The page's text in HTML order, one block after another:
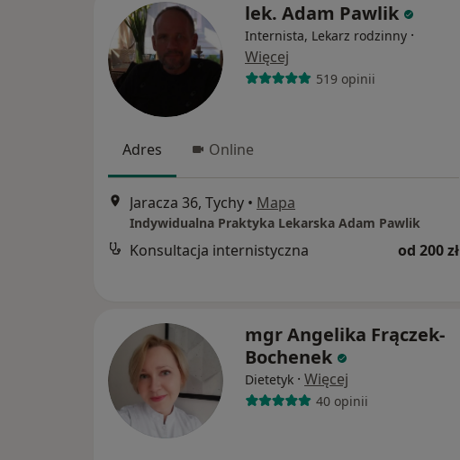
lek. Adam Pawlik
Internista, Lekarz rodzinny ·
Więcej
519 opinii
Adres Online
Jaracza 36, Tychy • Mapa
Indywidualna Praktyka Lekarska Adam Pawlik
Konsultacja internistyczna od 200 zł
mgr Angelika Frączek-
Bochenek
Dietetyk · Więcej
40 opinii